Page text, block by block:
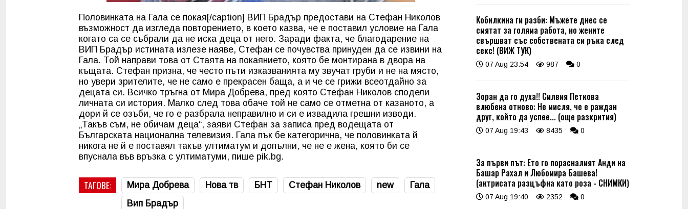
Половинката на Гала се покая[/caption] ВИП Брадър предостави на Стефан Николов
възможност да изгледа повторението, в което казва, че е поставил условие на Гала
когато са се събрали да не иска деца от него. Заради факта, че благодарение на
ВИП Брадър истината излезе наяве, Стефан се почувства принуден да се извини на
Гала. Той направи това от Стаята на покаянието, която бе монтирана в двора на
къщата. Стефан призна, че често пъти изказванията му звучат груби и не на място,
но увери зрителите, че не само е прекрасен баща, а и че се грижи всеотдайно за
децата си. Всичко тръгна от Мира Добрева, пред която Стефан Николов сподели
личната си история. Малко след това обаче той не само се отметна от казаното, а
дори й се озъби, че го е разбрала неправилно и си е извадила грешни изводи.
„Такъв съм, не обичам деца“, заяви Стефан за записа пред водещата от
Българската национална телевизия. Гала пък бе категорична, че половинката й
никога не й е поставял такъв ултиматум и допълни, че не е жена, която би се
впуснала във връзка с ултиматуми, пише pik.bg.
ТАГОВЕ: Мира Добрева Нова тв БНТ Стефан Николов new
Гала
Вип Брадър
Кобилкина ги разби: Мъжете днес се
смятат за голяма работа, но жените
свършват със собствената си ръка след
секс! (ВИЖ ТУК)
07 Aug 23:54 987 0
Зоран да го духа!! Силвия Петкова
влюбена отново: Не мисля, че е раждан
друг, който да успее... (още разкрития)
07 Aug 19:43 8435 0
За първи път: Ето го порасналият Анди на
Башар Рахал и Любомира Башева!
(актрисата разцъфна като роза - СНИМКИ)
07 Aug 19:40 2352 0